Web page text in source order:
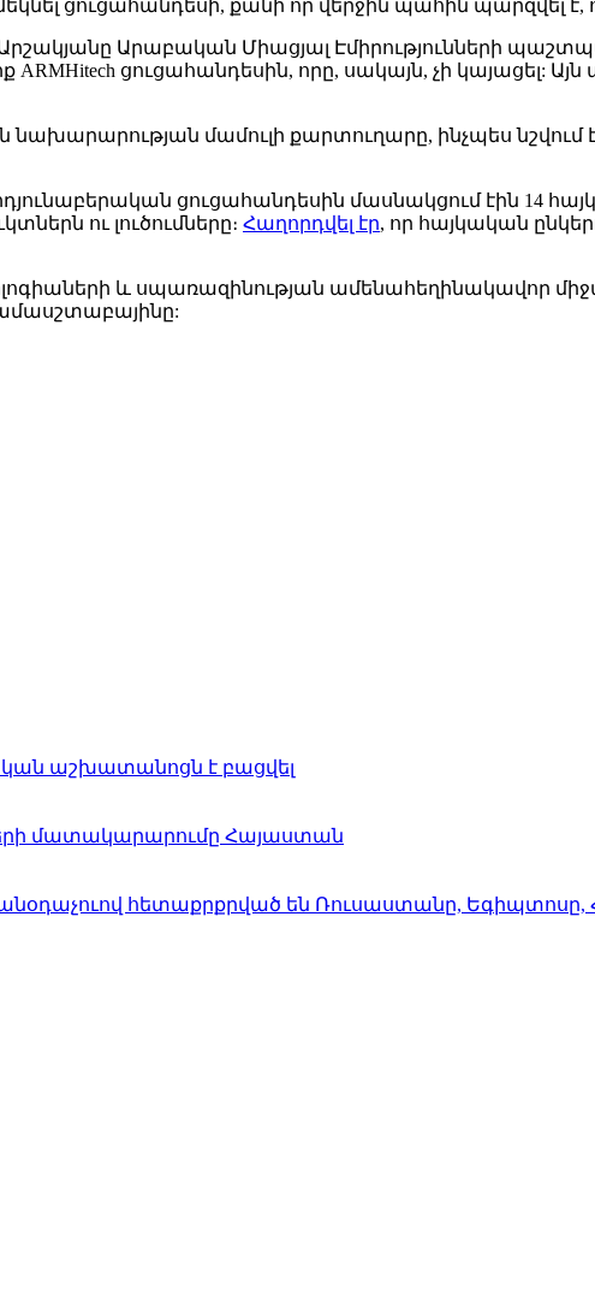
ցուցահանդեսի, քանի որ վերջին պահին պարզվել
Արաբական Միացյալ Էմիրությունների
ցուցահանդեսին, որը, սակայն, չի կայացել:
նախարարության մամուլի քարտուղարը, ինչպես
ցուցահանդեսին մասնակցում էին 14
ու լուծումները։ Հաղորդվել էր, որ հայկական
և սպառազինության ամենահեղինակավոր
աշխատանոցն է բացվել
մատակարարումը Հայաստան
անօդաչուով հետաքրքրված են Ռուսաստանը,